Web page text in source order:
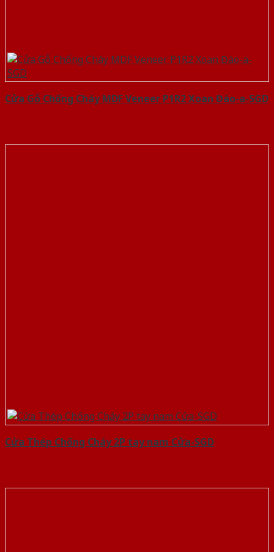
Cửa Gỗ Chống Cháy MDF Veneer P1R2 Xoan Đào-a-SGD
Cửa Thép Chống Cháy 2P tay nam Cửa-SGD